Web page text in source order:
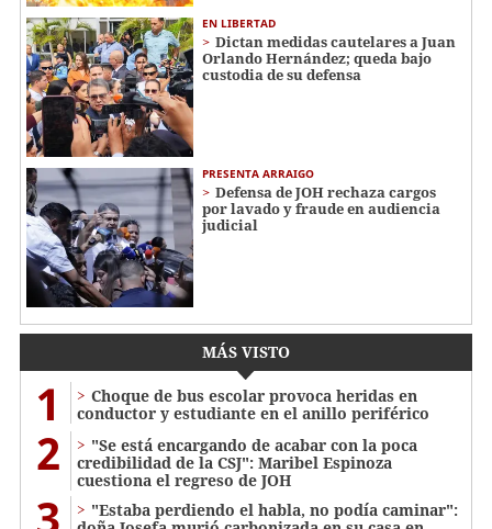
EN LIBERTAD
Dictan medidas cautelares a Juan
Orlando Hernández; queda bajo
custodia de su defensa
PRESENTA ARRAIGO
Defensa de JOH rechaza cargos
por lavado y fraude en audiencia
judicial
MÁS VISTO
1
Choque de bus escolar provoca heridas en
conductor y estudiante en el anillo periférico
2
"Se está encargando de acabar con la poca
credibilidad de la CSJ": Maribel Espinoza
cuestiona el regreso de JOH
"Estaba perdiendo el habla, no podía caminar":